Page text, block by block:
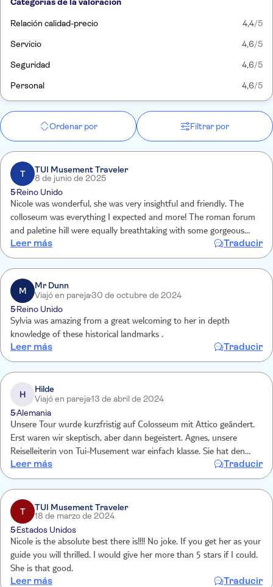
Relación calidad-precio 4,4/5
Servicio 4,6/5
Seguridad 4,6/5
Personal 4,6/5
Ordenar por Filtrar por
T
TUI Musement Traveler
8 de junio de 2025
5Reino Unido
Nicole was wonderful, she was very insightful and friendly. The
colloseum was everything I expected and more! The roman forum
and paletine hill were equally breathtaking with some gorgeous
views of Rome.
Leer más Traducir
M
Mr Dunn
Viajó en pareja30 de octubre de 2024
5Reino Unido
Sylvia was amazing from a great welcoming to her in depth
knowledge of these historical landmarks .
Leer más Traducir
H
Hilde
Viajó en pareja13 de abril de 2024
5Alemania
Unsere Tour wurde kurzfristig auf Colosseum mit Attico geändert.
Erst waren wir skeptisch, aber dann begeistert. Agnes, unsere
Reiselleiterin von Tui-Musement war einfach klasse. Sie hat den
Besuch im Colosseum zu einem unvergesslichen Erlebnis gemacht.
Sie hat uns sehr gut informiert, hat uns vieles erzählt, was wir noch
nicht wussten, hat uns Zeit gelassen und war sehr nett und
umgänglich.
Leer más Traducir
T
TUI Musement Traveler
18 de marzo de 2024
5Estados Unidos
Nicole is the absolute best there is!!!! No joke. If you get her as your
guide you will thrilled. I would give her more than 5 stars if I could.
She is that good.
Leer más Traducir